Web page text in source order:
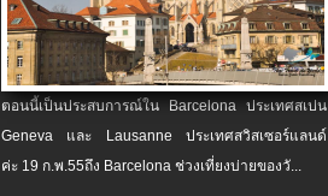
ตอนนี้เป็นประสบการณ์ใน Barcelona ประเทศสเปน
Geneva และ Lausanne ประเทศสวิสเซอร์แลนด์
ค่ะ 19 ก.พ.​55ถึง Barcelona ช่วงเที่ยงบ่ายของวั...